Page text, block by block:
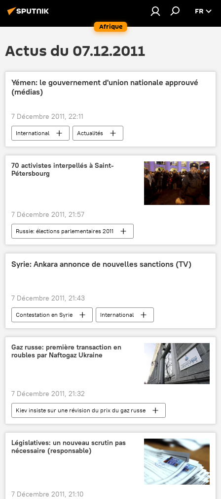
Afrique
FR
Actus du 07.12.2011
Yémen: le gouvernement d'union nationale approuvé
(médias)
7 Décembre 2011, 22:11
International
Actualités
Manifestations anti-gouvernementales au Yémen (2011)
70 activistes interpellés à Saint-
Pétersbourg
7 Décembre 2011, 21:57
Russie: élections parlementaires 2011
Actualités
Société
Russie: manifestations contre les résultats des législatives (2011)
Syrie: Ankara annonce de nouvelles sanctions (TV)
7 Décembre 2011, 21:43
Contestation en Syrie
International
Actualités
Gaz russe: première transaction en
roubles par Naftogaz Ukraine
7 Décembre 2011, 21:32
Kiev insiste sur une révision du prix du gaz russe
économie
Actualités
Législatives: un nouveau scrutin pas
nécessaire (responsable)
7 Décembre 2011, 21:10